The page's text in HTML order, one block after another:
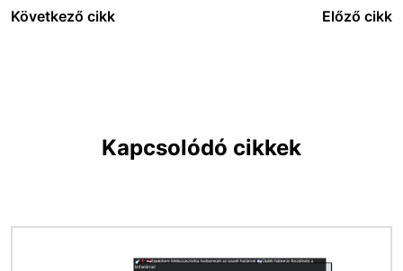
Következő cikk Előző cikk
Kapcsolódó cikkek